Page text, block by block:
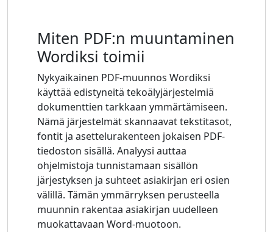
Miten PDF:n muuntaminen
Wordiksi toimii
Nykyaikainen PDF-muunnos Wordiksi
käyttää edistyneitä tekoälyjärjestelmiä
dokumenttien tarkkaan ymmärtämiseen.
Nämä järjestelmät skannaavat tekstitasot,
fontit ja asettelurakenteen jokaisen PDF-
tiedoston sisällä. Analyysi auttaa
ohjelmistoja tunnistamaan sisällön
järjestyksen ja suhteet asiakirjan eri osien
välillä. Tämän ymmärryksen perusteella
muunnin rakentaa asiakirjan uudelleen
muokattavaan Word-muotoon.